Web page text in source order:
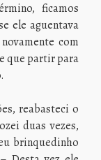
ficamos
ele aguentava
com
que partir para
reabasteci o
duas vezes,
brinquedinho